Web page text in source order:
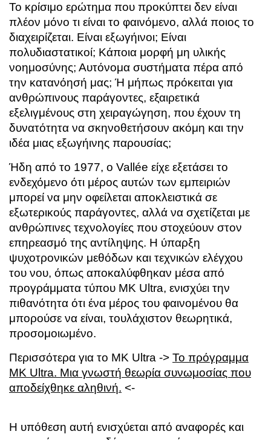
Το κρίσιμο ερώτημα που προκύπτει δεν είναι
πλέον μόνο τι είναι το φαινόμενο, αλλά ποιος το
διαχειρίζεται. Είναι εξωγήινοι; Είναι
πολυδιαστατικοί; Κάποια μορφή μη υλικής
νοημοσύνης; Αυτόνομα συστήματα πέρα από
την κατανόησή μας; Ή μήπως πρόκειται για
ανθρώπινους παράγοντες, εξαιρετικά
εξελιγμένους στη χειραγώγηση, που έχουν τη
δυνατότητα να σκηνοθετήσουν ακόμη και την
ιδέα μιας εξωγήινης παρουσίας;
Ήδη από το 1977, ο Vallée είχε εξετάσει το
ενδεχόμενο ότι μέρος αυτών των εμπειριών
μπορεί να μην οφείλεται αποκλειστικά σε
εξωτερικούς παράγοντες, αλλά να σχετίζεται με
ανθρώπινες τεχνολογίες που στοχεύουν στον
επηρεασμό της αντίληψης. Η ύπαρξη
ψυχοτρονικών μεθόδων και τεχνικών ελέγχου
του νου, όπως αποκαλύφθηκαν μέσα από
προγράμματα τύπου MK Ultra, ενισχύει την
πιθανότητα ότι ένα μέρος του φαινομένου θα
μπορούσε να είναι, τουλάχιστον θεωρητικά,
προσομοιωμένο.
Περισσότερα για το MK Ultra -> Το πρόγραμμα
MK Ultra. Μια γνωστή θεωρία συνωμοσίας που
αποδείχθηκε αληθινή. <-
Η υπόθεση αυτή ενισχύεται από αναφορές και